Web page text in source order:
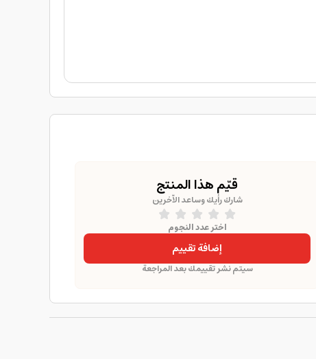
قيّم هذا المنتج
شارك رأيك وساعد الآخرين
اختر عدد النجوم
إضافة تقييم
سيتم نشر تقييمك بعد المراجعة